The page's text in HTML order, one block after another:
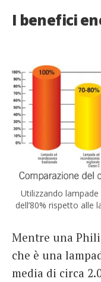
I benefici
Utilizzando
dell’80% rispetto alle
Mentre una
che è una
media di circa